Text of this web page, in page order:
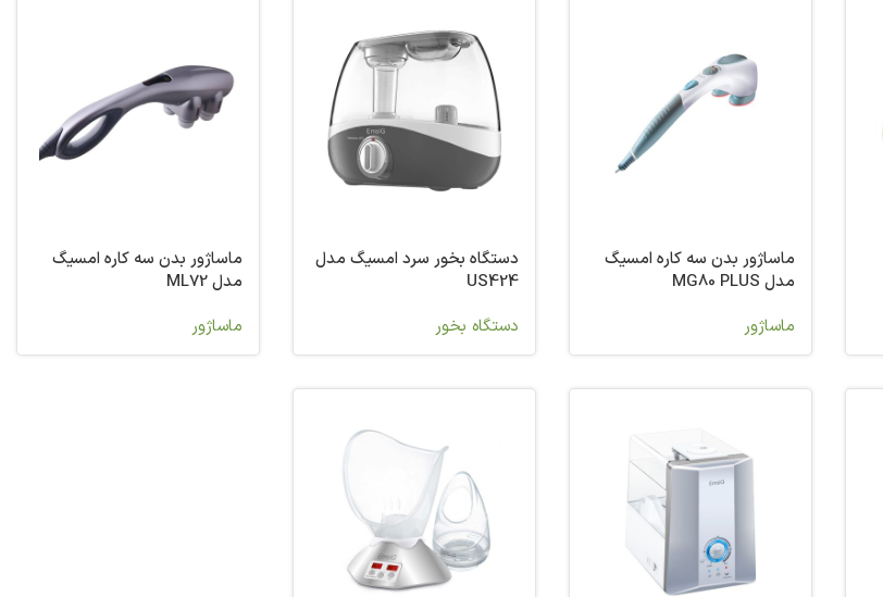
ماساژور بدن سه کاره امسیگ
مدل MG80 PLUS
ماساژور
دستگاه بخور سرد امسیگ مدل
US424
دستگاه بخور
ماساژور بدن سه کاره امسیگ
مدل ML72
ماساژور